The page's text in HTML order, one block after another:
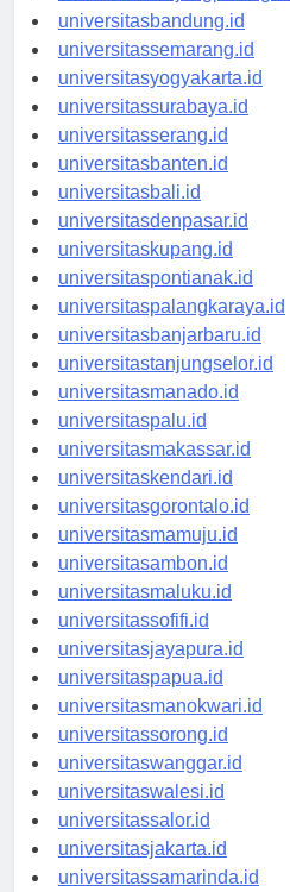
universitasbandung.id
universitassemarang.id
universitasyogyakarta.id
universitassurabaya.id
universitasserang.id
universitasbanten.id
universitasbali.id
universitasdenpasar.id
universitaskupang.id
universitaspontianak.id
universitaspalangkaraya.id
universitasbanjarbaru.id
universitastanjungselor.id
universitasmanado.id
universitaspalu.id
universitasmakassar.id
universitaskendari.id
universitasgorontalo.id
universitasmamuju.id
universitasambon.id
universitasmaluku.id
universitassofifi.id
universitasjayapura.id
universitaspapua.id
universitasmanokwari.id
universitassorong.id
universitaswanggar.id
universitaswalesi.id
universitassalor.id
universitasjakarta.id
universitassamarinda.id